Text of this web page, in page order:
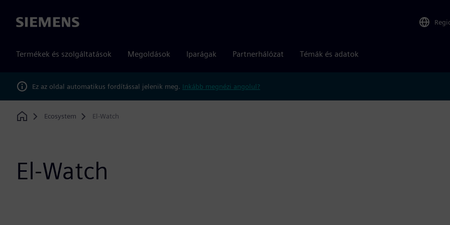
Siemens
Termékek és szolgáltatások Megoldások Iparágak Partnerhálózat Témák és adatok
Ez az oldal automatikus fordítással jelenik meg. Inkább megnézi angolul?
Home
Ecosystem El-Watch
El-Watch